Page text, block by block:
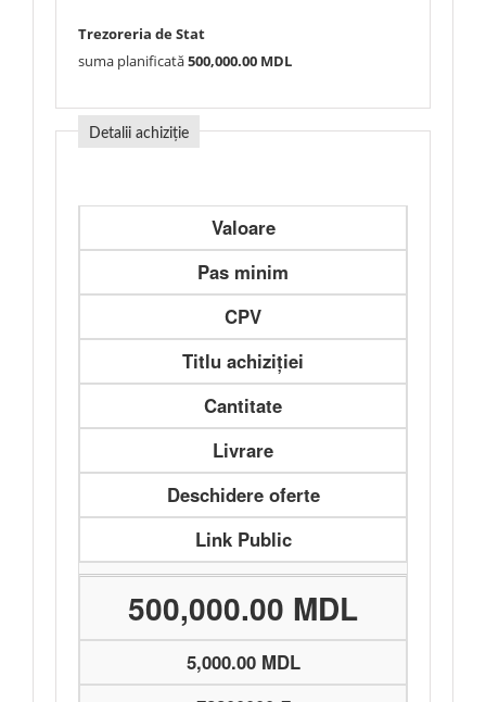
Trezoreria de Stat
suma planificată500,000.00 MDL
Detalii achiziție
Valoare
Pas minim
CPV
Titlu achiziției
Cantitate
Livrare
Deschidere oferte
Link Public
500,000.00 MDL
5,000.00 MDL